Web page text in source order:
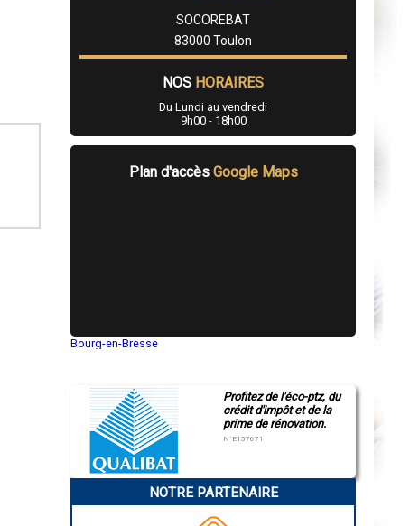
SOCOREBAT
83000 Toulon
NOS HORAIRES
Du Lundi au vendredi
9h00 - 18h00
Plan d'accès Google Maps
Bourg-en-Bresse
Gap
Nice
Annonay
Charleville-Mézières
Troyes
Narbonne
Marseille
Profitez de l'éco-ptz, du
crédit d'impôt et de la
prime de rénovation.
N°E157671
NOTRE PARTENAIRE